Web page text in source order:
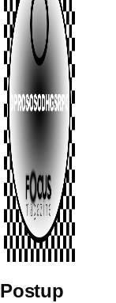
Postup